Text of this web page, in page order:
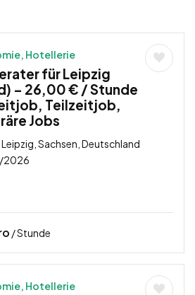
Hotellerie
für Leipzig
– 26,00 € / Stunde
Teilzeitjob,
Jobs
Sachsen, Deutschland
/ Stunde
Hotellerie